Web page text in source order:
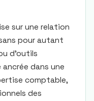
sur une relation
pour autant
d’outils
dans une
comptable,
des